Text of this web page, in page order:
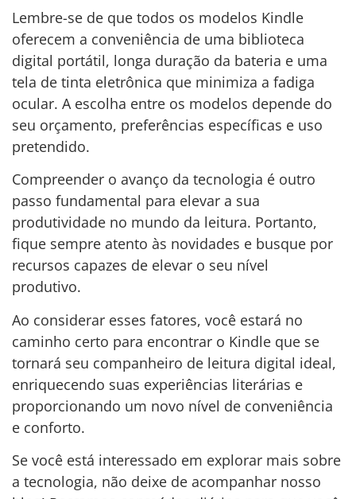
Lembre-se de que todos os modelos Kindle
oferecem a conveniência de uma biblioteca
digital portátil, longa duração da bateria e uma
tela de tinta eletrônica que minimiza a fadiga
ocular. A escolha entre os modelos depende do
seu orçamento, preferências específicas e uso
pretendido.
Compreender o avanço da tecnologia é outro
passo fundamental para elevar a sua
produtividade no mundo da leitura. Portanto,
fique sempre atento às novidades e busque por
recursos capazes de elevar o seu nível
produtivo.
Ao considerar esses fatores, você estará no
caminho certo para encontrar o Kindle que se
tornará seu companheiro de leitura digital ideal,
enriquecendo suas experiências literárias e
proporcionando um novo nível de conveniência
e conforto.
Se você está interessado em explorar mais sobre
a tecnologia, não deixe de acompanhar nosso